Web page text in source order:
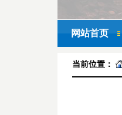
网站首页
当前位置：